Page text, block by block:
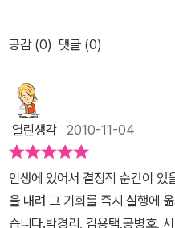
되돌아 보고 다시 뛰어가야 할
끼는 글들이었다.
날 스스로가 평가해야 할 일이다
선택해야 할 일들은 앞으로 얼마
까지도 자신의 극적인 순간을 만
의 선택에 있어 자신의 과연 무
는지 혹은 이런 저런 이유로 용
은 없었는지를 되돌아보고 앞으
저지르지 않기를 고민해야 할 것
고 절망스럽고 고통스러운 일은
여 언제까지나 망연자실하게 자
공감 (0) 댓글 (0)
열린생각 2010-11-04
인생에 있어서 결정적 순간이 있
을 내려 그 기회를 즉시 실행에
습니다.박경리, 김용택,공병호,